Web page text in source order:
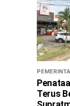
Terus